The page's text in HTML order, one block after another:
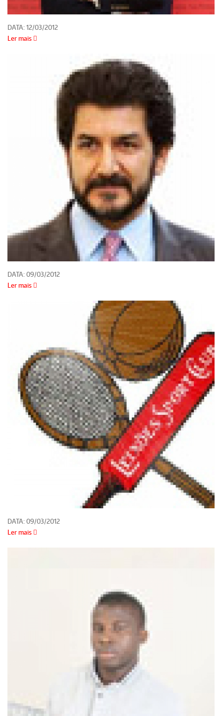
DATA:12/03/2012
Ler mais
DATA:09/03/2012
Ler mais
DATA:09/03/2012
Ler mais